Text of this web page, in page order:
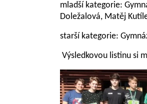
mladší kategorie:
Doležalová, Matěj
starší kategorie:
Výsledkovou listinu si